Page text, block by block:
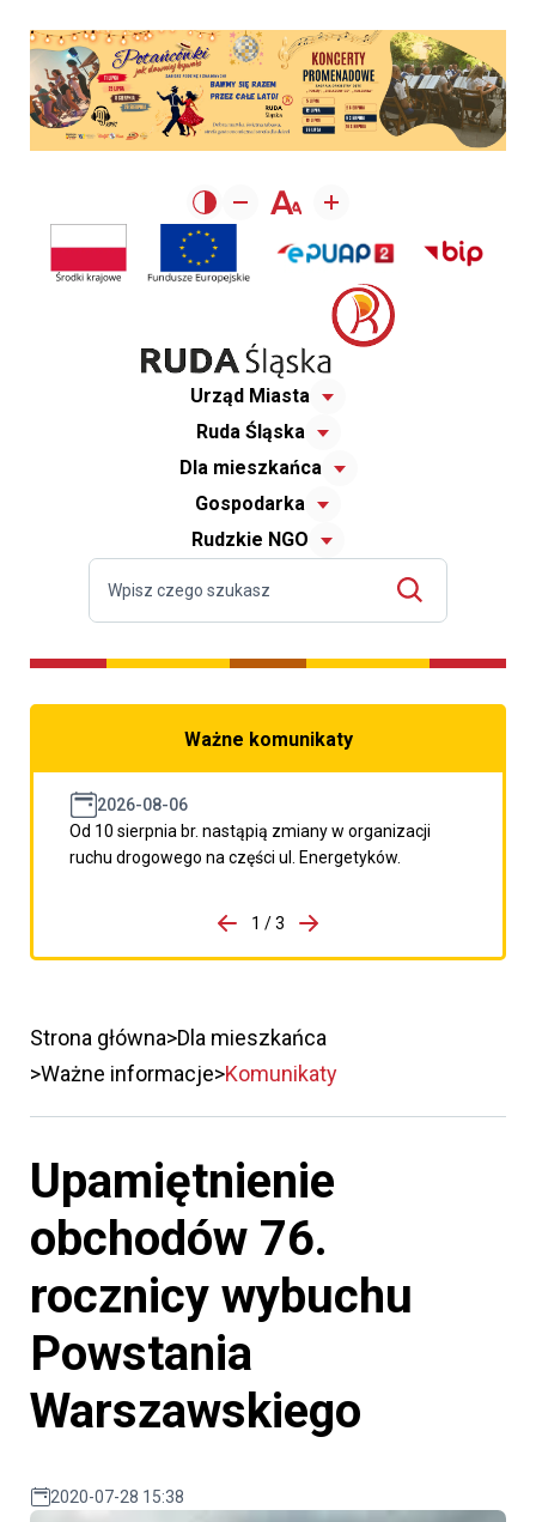
Urząd Miasta
Ruda Śląska
Dla mieszkańca
Gospodarka
Rudzkie NGO
Ważne komunikaty
2026-08-06
Od 10 sierpnia br. nastąpią zmiany w organizacji
ruchu drogowego na części ul. Energetyków.
porzpedniego komunikatu
1 / 3
Przejdź do następnego
Strona główna Dla mieszkańca
Ważne informacje Komunikaty
Upamiętnienie
obchodów 76.
rocznicy wybuchu
Powstania
Warszawskiego
2020-07-28 15:38